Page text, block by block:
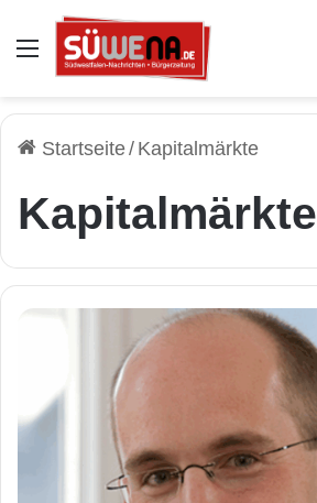
Auswahl
Startseite/ Kapitalmärkte
Kapitalmärkte